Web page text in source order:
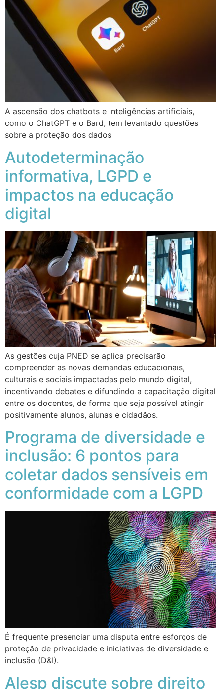
A ascensão dos chatbots e inteligências artificiais,
como o ChatGPT e o Bard, tem levantado questões
sobre a proteção dos dados
Autodeterminação
informativa, LGPD e
impactos na educação
digital
As gestões cuja PNED se aplica precisarão
compreender as novas demandas educacionais,
culturais e sociais impactadas pelo mundo digital,
incentivando debates e difundindo a capacitação digital
entre os docentes, de forma que seja possível atingir
positivamente alunos, alunas e cidadãos.
Programa de diversidade e
inclusão: 6 pontos para
coletar dados sensíveis em
conformidade com a LGPD
É frequente presenciar uma disputa entre esforços de
proteção de privacidade e iniciativas de diversidade e
inclusão (D&I).
Alesp discute sobre direito